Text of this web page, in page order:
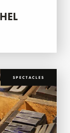
SPECTACLES